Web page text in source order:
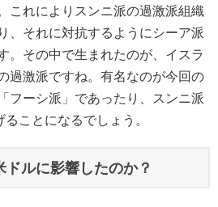
これによりスンニ派の過激派組織
、それに対抗するようにシーア派
。その中で生まれたのが、イスラ
過激派ですね。有名なのが今回の
フーシ派」であったり、スンニ派
ことになるでしょう。
ルに影響したのか？